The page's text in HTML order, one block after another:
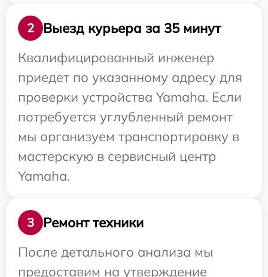
2
Выезд курьера за 35 минут
Квалифицированный инженер
приедет по указанному адресу для
проверки устройства Yamaha. Если
потребуется углубленный ремонт
мы организуем транспортировку в
мастерскую в сервисный центр
Yamaha.
3
Ремонт техники
После детального анализа мы
предоставим на утверждение